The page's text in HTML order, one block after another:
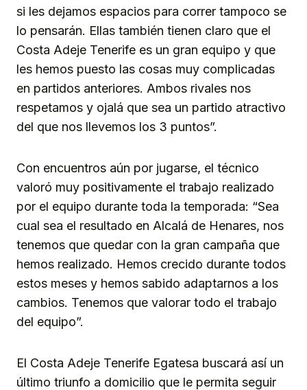
si les dejamos espacios para correr tampoco se
lo pensarán. Ellas también tienen claro que el
Costa Adeje Tenerife es un gran equipo y que
les hemos puesto las cosas muy complicadas
en partidos anteriores. Ambos rivales nos
respetamos y ojalá que sea un partido atractivo
del que nos llevemos los 3 puntos”.
Con encuentros aún por jugarse, el técnico
valoró muy positivamente el trabajo realizado
por el equipo durante toda la temporada: “Sea
cual sea el resultado en Alcalá de Henares, nos
tenemos que quedar con la gran campaña que
hemos realizado. Hemos crecido durante todos
estos meses y hemos sabido adaptarnos a los
cambios. Tenemos que valorar todo el trabajo
del equipo”.
El Costa Adeje Tenerife Egatesa buscará así un
último triunfo a domicilio que le permita seguir